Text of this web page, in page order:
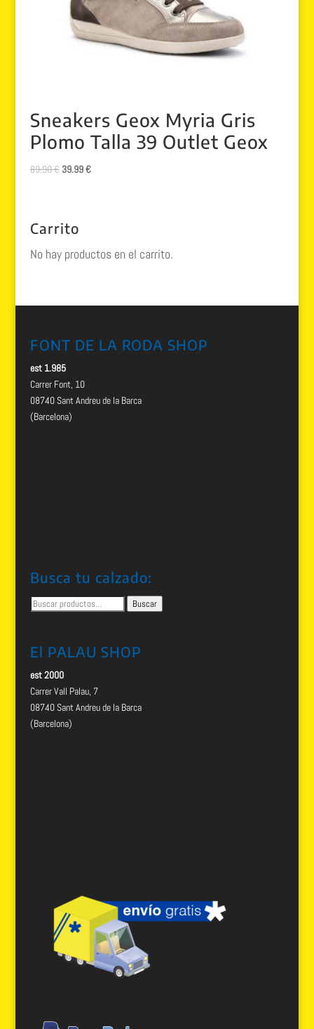
Sneakers Geox Myria Gris
Plomo Talla 39 Outlet Geox
89.90€ El
89.90 €.
39.99€El
Carrito
No hay productos en el carrito.
FONT DE LA RODA SHOP
est 1.985
Carrer Font, 10
08740 Sant Andreu de la Barca
(Barcelona)
Busca tu calzado:
Buscar
por:
Buscar
El PALAU SHOP
est 2000
Carrer Vall Palau, 7
08740 Sant Andreu de la Barca
(Barcelona)